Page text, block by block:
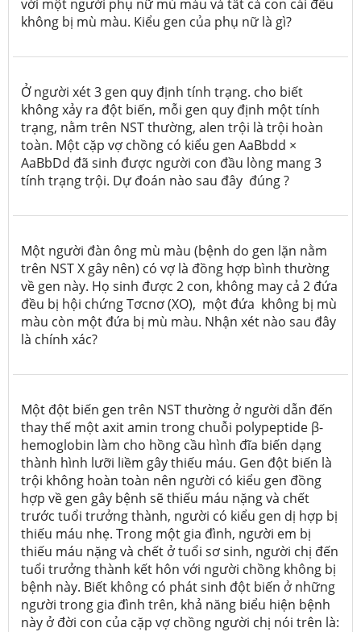
với một người phụ nữ mù màu và tất cả con cái đều
không bị mù màu. Kiểu gen của phụ nữ là gì?
Ở người xét 3 gen quy định tính trạng. cho biết
không xảy ra đột biến, mỗi gen quy định một tính
trạng, nằm trên NST thường, alen trội là trội hoàn
toàn. Một cặp vợ chồng có kiểu gen AaBbdd ×
AaBbDd đã sinh được người con đầu lòng mang 3
tính trạng trội. Dự đoán nào sau đây đúng ?
Một người đàn ông mù màu (bệnh do gen lặn nằm
trên NSTX gây nên) có vợ là đồng hợp bình thường
về gen này. Họ sinh được 2 con, không may cả 2 đứa
đều bị hội chứng Tơcnơ (XO), một đứa không bị mù
màu còn một đứa bị mù màu. Nhận xét nào sau đây
là chính xác?
Một đột biến gen trên NST thường ở người dẫn đến
thay thế một axit amin trong chuỗi polypeptide β-
hemoglobin làm cho hồng cầu hình đĩa biến dạng
thành hình lưỡi liềm gây thiếu máu. Gen đột biến là
trội không hoàn toàn nên người có kiểu gen đồng
hợp về gen gây bệnh sẽ thiếu máu nặng và chết
trước tuổi trưởng thành, người có kiểu gen dị hợp bị
thiếu máu nhẹ. Trong một gia đình, người em bị
thiếu máu nặng và chết ở tuổi sơ sinh, người chị đến
tuổi trưởng thành kết hôn với người chồng không bị
bệnh này. Biết không có phát sinh đột biến ở những
người trong gia đình trên, khả năng biểu hiện bệnh
này ở đời con của cặp vợ chồng người chị nói trên là: